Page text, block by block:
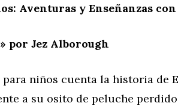
Aventuras y Enseñanzas
por Jez Alborough
niños cuenta la historia de
a su osito de peluche